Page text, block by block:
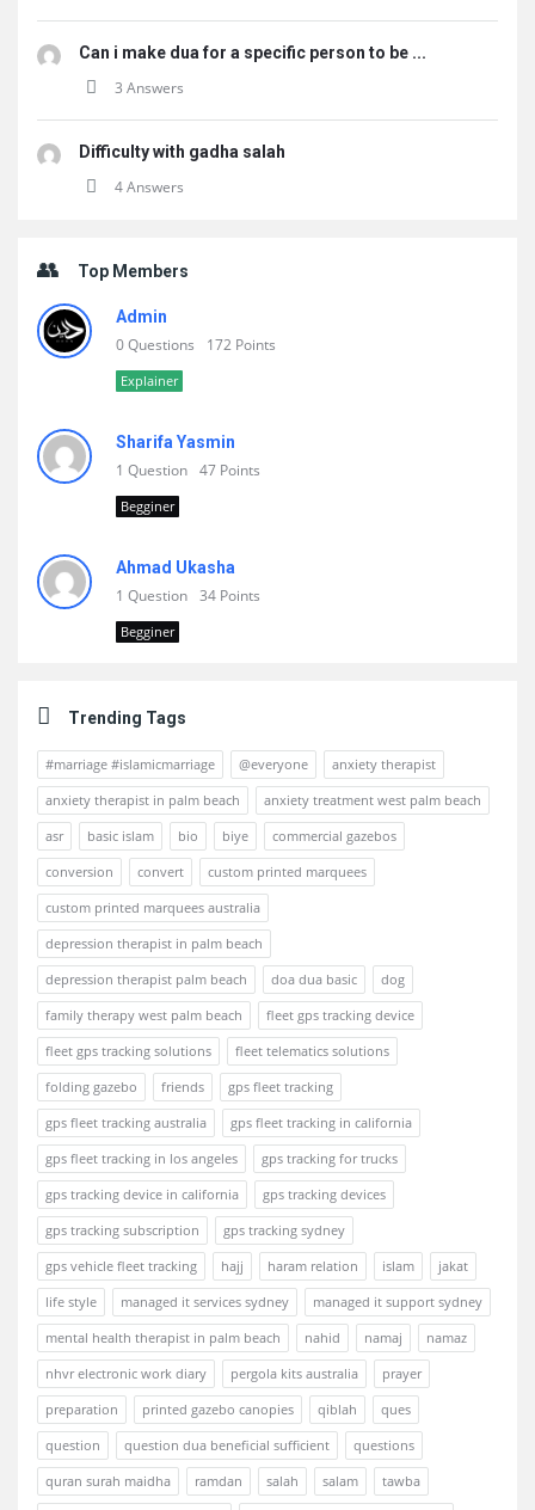
Can i make dua for a specific person to be ...
3 Answers
Difficulty with gadha salah
4 Answers
Top Members
Admin
0 Questions 172 Points
Explainer
Sharifa Yasmin
1 Question 47 Points
Begginer
Ahmad Ukasha
1 Question 34 Points
Begginer
Trending Tags
#marriage #islamicmarriage @everyone
anxiety therapist
anxiety therapist in palm beach
anxiety treatment west palm beach
asr
basic islam bio biye
commercial gazebos
conversion
convert
custom printed marquees
custom printed marquees australia
depression therapist in palm beach
depression therapist palm beach
doa dua basic
dog
family therapy west palm beach
fleet gps tracking device
fleet gps tracking solutions
fleet telematics solutions
folding gazebo
friends
gps fleet tracking
gps fleet tracking australia
gps fleet tracking in california
gps fleet tracking in los angeles
gps tracking for trucks
gps tracking device in california
gps tracking devices
gps tracking subscription
gps tracking sydney
gps vehicle fleet tracking
hajj haram relation islam
jakat
life style
managed it services sydney
managed it support sydney
mental health therapist in palm beach
nahid namaj
namaz
nhvr electronic work diary
pergola kits australia
prayer
preparation
printed gazebo canopies qiblah
ques
question
question dua beneficial sufficient
questions
quran surah maidha
ramdan salah salam
tawba